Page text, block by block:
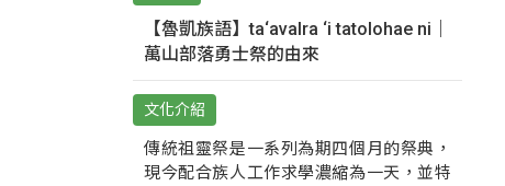
【魯凱族語】ta‘avalra ‘i tatolohae ni｜
萬山部落勇士祭的由來
文化介紹
傳統祖靈祭是一系列為期四個月的祭典，
現今配合族人工作求學濃縮為一天，並特